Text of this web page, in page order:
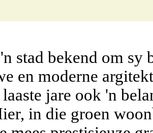
stad bekend om sy
en moderne
jare ook 'n
in die groen